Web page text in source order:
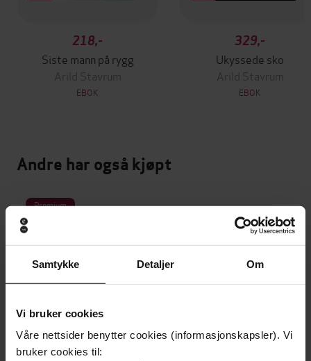
Samtykke Detaljer Om
Vi bruker cookies
Våre nettsider benytter cookies (informasjonskapsler). Vi
bruker cookies til:
218,-
Siste mann på rygg
Arild Stavrum
EBOK
329,-
Ukyssede sko
Arild Stavrum
EBOK
Andre har også kjøpt
Premium